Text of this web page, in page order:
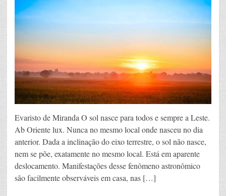
Evaristo de Miranda O sol nasce para todos e sempre a Leste.
Ab Oriente lux. Nunca no mesmo local onde nasceu no dia
anterior. Dada a inclinação do eixo terrestre, o sol não nasce,
nem se põe, exatamente no mesmo local. Está em aparente
deslocamento. Manifestações desse fenômeno astronômico
são facilmente observáveis em casa, nas […]